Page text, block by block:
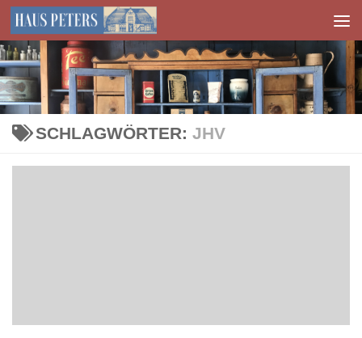
Zum Inhalt springen
SCHLAGWÖRTER: JHV